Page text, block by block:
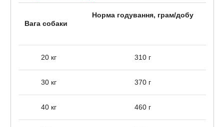
Вага собаки
Норма годування, грам/добу
20 кг 310 г
30 кг 370 г
40 кг 460 г